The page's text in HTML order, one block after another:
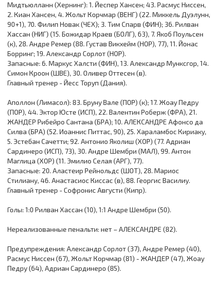
Мидтьюлланн (Хернинг): 1. Йеспер Хансен; 43. Расмус Ниссен,
2. Киан Хансен, 4. Жольт Корчмар (ВЕНГ) (22. Миккель Дуэлунн,
90+1), 70. Филип Новак (ЧЕХ); 3. Тим Спарв (ФИН); 36. Рилван
Хассан (НИГ) (15. Божидар Краев (БОЛГ), 63), 7. Якоб Поульсен
(к), 28. Андре Ремер (88. Густав Викхейм (НОР), 77), 11. Йонас
Борринг; 19. Александр Сорлот (НОР).
Запасные: 6. Маркус Халсти (ФИН), 13. Александр Мунксгор, 14.
Симон Кроон (ШВЕ), 30. Оливер Оттесен (в).
Главный тренер - Йесс Торуп (Дания).
Аполлон (Лимасол): 83. Бруну Вале (ПОР) (к); 17. Жоау Педру
(ПОР), 44. Эктор Юсте (ИСП), 22. Валентин Роберж (ФРА), 21.
ЖАНДЕР Рибейро Сантана (БРА); 10. АЛЕКСАНДРЕ Афонсо да
Силва (БРА) (52. Иоаннис Питтас, 90), 25. Хараламбос Кириаку,
5. Эстебан Сачетти; 92. Антонио Яколиш (ХОР) (77. Адриан
Сардинеро (ИСП), 73), 30. Андре Шембри (МАЛ), 99. Антон
Маглица (ХОР) (11. Эмилио Селая (АРГ), 77).
Запасные: 20. Аластеир Рейнольдс (ШОТ), 28. Мариос
Стилиану, 46. Анастасиос Киссас (в), 88. Георгис Василиу.
Главный тренер - Софронис Августи (Кипр).
Голы: 1:0 Рилван Хассан (10), 1:1 Андре Шембри (50).
Нереализованные пенальти: нет – АЛЕКСАНДРЕ (82).
Предупреждения: Александр Сорлот (37), Андре Ремер (40),
Расмус Ниссен (67), Жольт Корчмар (81) - ЖАНДЕР (47), Жоау
Педру (64), Адриан Сардинеро (85).